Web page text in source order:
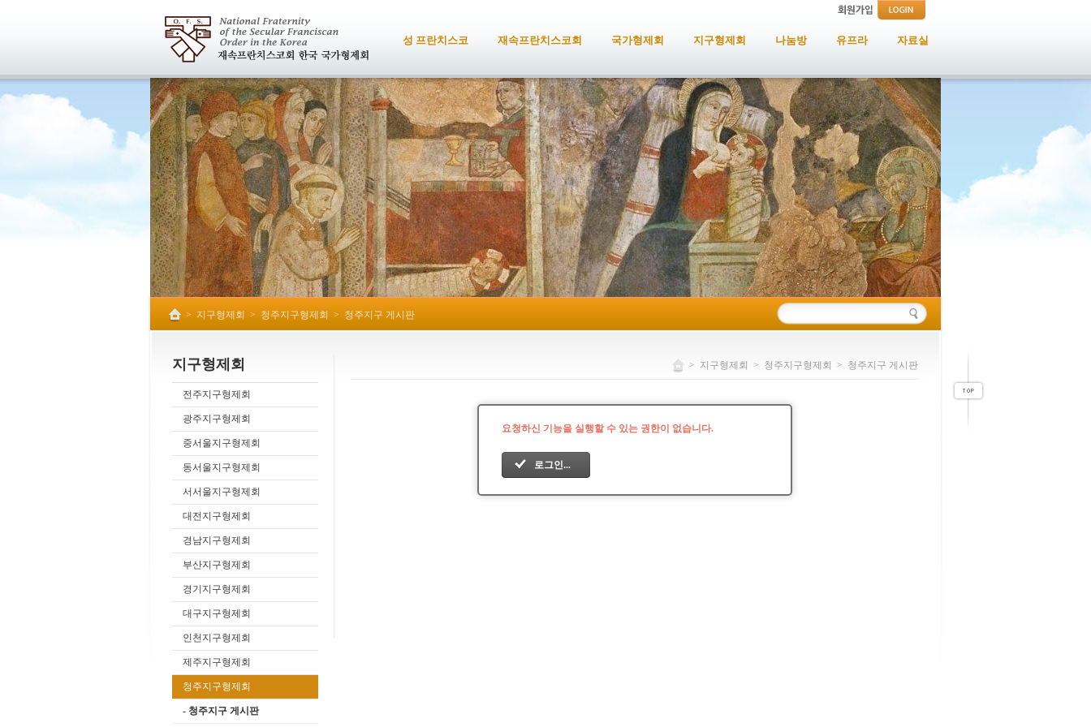
성 프란치스코 재속프란치스코회 국가형제회 지구형제회 나눔방 유프라 자료실
> 지구형제회 > 청주지구형제회 > 청주지구 게시판
> 지구형제회 > 청주지구형제회 > 청주지구 게시판
요청하신 기능을 실행할 수 있는 권한이 없습니다.
로그인...
지구형제회
전주지구형제회
광주지구형제회
중서울지구형제회
동서울지구형제회
서서울지구형제회
대전지구형제회
경남지구형제회
부산지구형제회
경기지구형제회
대구지구형제회
인천지구형제회
제주지구형제회
청주지구형제회
- 청주지구 게시판